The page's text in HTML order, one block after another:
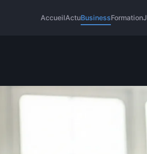
AccueilActuBusinessFormation